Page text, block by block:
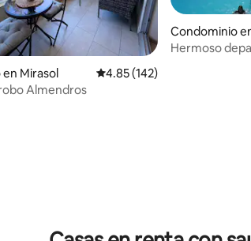
de 5; 139 evaluaciones
Mirasol Calificación promedio: 4.85
4.85 (142)
Almendros
Condominio
Hermoso